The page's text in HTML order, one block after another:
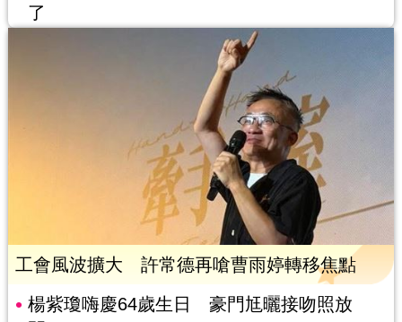
了
工會風波擴大 許常德再嗆曹雨婷轉移焦點
楊紫瓊嗨慶64歲生日 豪門尪曬接吻照放